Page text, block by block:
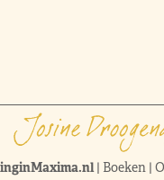
| Boeken|